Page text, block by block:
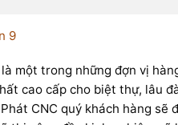
9
một trong những đợn vị
cao cấp cho biệt thự, lâu
CNC quý khách hàng sẽ